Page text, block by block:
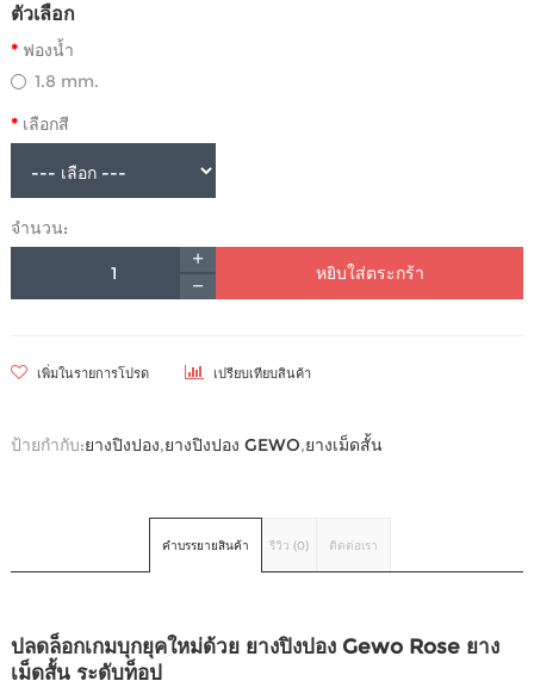
ตัวเลือก
ฟองน้ำ
1.8 mm.
เลือกสี
จำนวน:
หยิบใส่ตระกร้า
เพิ่มในรายการโปรด เปรียบเทียบสินค้า
ป้ายกำกับ:ยางปิงปอง,ยางปิงปอง GEWO,ยางเม็ดสั้น
คำบรรยายสินค้า รีวิว (0) ติดต่อเรา
ปลดล็อกเกมบุกยุคใหม่ด้วย ยางปิงปอง Gewo Rose ยาง
เม็ดสั้น ระดับท็อป